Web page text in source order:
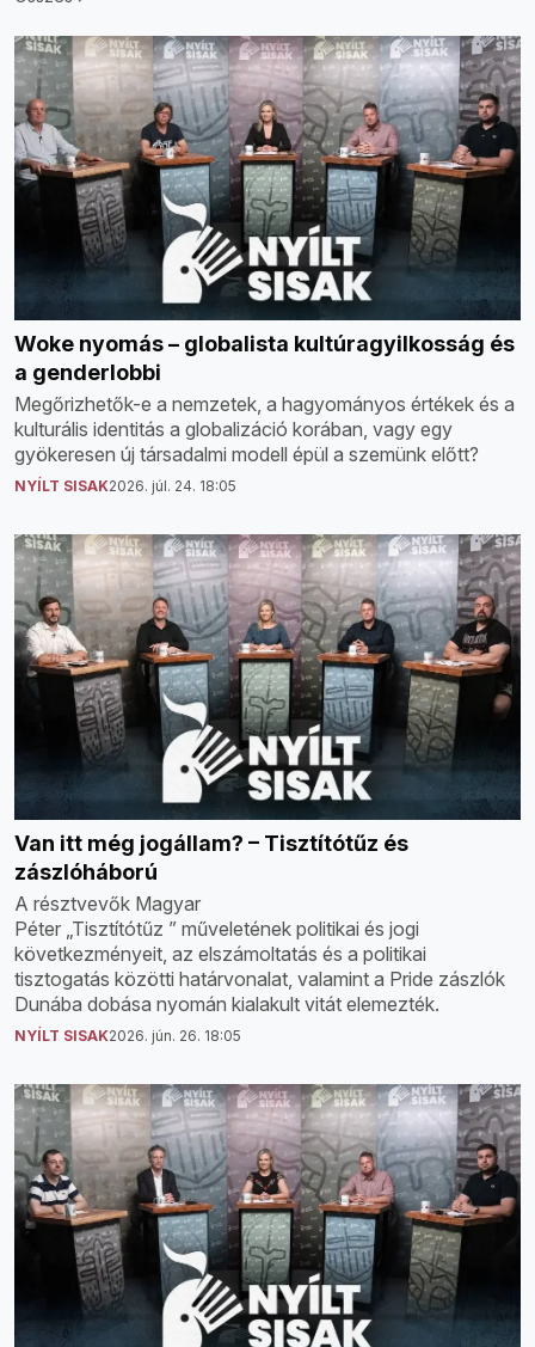
Woke nyomás – globalista kultúragyilkosság és
a genderlobbi
Megőrizhetők-e a nemzetek, a hagyományos értékek és a
kulturális identitás a globalizáció korában, vagy egy
gyökeresen új társadalmi modell épül a szemünk előtt?
NYÍLT SISAK2026. júl. 24. 18:05
Van itt még jogállam? – Tisztítótűz és
zászlóháború
A résztvevők Magyar
Péter „Tisztítótűz ” műveletének politikai és jogi
következményeit, az elszámoltatás és a politikai
tisztogatás közötti határvonalat, valamint a Pride zászlók
Dunába dobása nyomán kialakult vitát elemezték.
NYÍLT SISAK2026. jún. 26. 18:05